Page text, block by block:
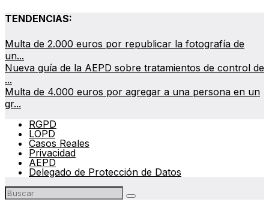
TENDENCIAS:
Multa de 2.000 euros por republicar la fotografía de
un...
Nueva guía de la AEPD sobre tratamientos de control de
...
Multa de 4.000 euros por agregar a una persona en un
gr...
RGPD
LOPD
Casos Reales
Privacidad
AEPD
Delegado de Protección de Datos